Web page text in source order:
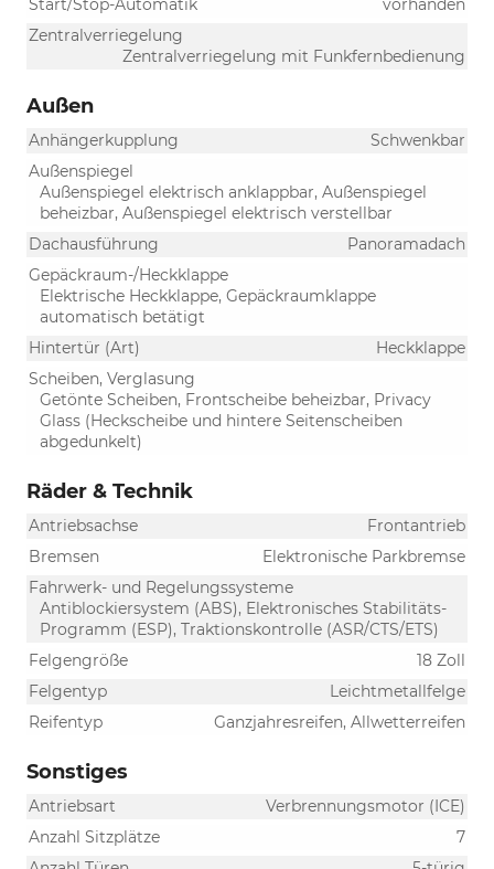
Zentralverriegelung
Zentralverriegelung mit Funkfernbedienung
Außen
Anhängerkupplung
Schwenkbar
Außenspiegel
Außenspiegel elektrisch anklappbar, Außenspiegel
beheizbar, Außenspiegel elektrisch verstellbar
Dachausführung
Panoramadach
Gepäckraum-/Heckklappe
Elektrische Heckklappe, Gepäckraumklappe
automatisch betätigt
Hintertür (Art)
Heckklappe
Scheiben, Verglasung
Getönte Scheiben, Frontscheibe beheizbar, Privacy
Glass (Heckscheibe und hintere Seitenscheiben
abgedunkelt)
Räder & Technik
Antriebsachse
Frontantrieb
Bremsen
Elektronische Parkbremse
Fahrwerk- und Regelungssysteme
Antiblockiersystem (ABS), Elektronisches Stabilitäts-
Programm (ESP), Traktionskontrolle (ASR/CTS/ETS)
Felgengröße
18 Zoll
Felgentyp
Leichtmetallfelge
Reifentyp
Ganzjahresreifen, Allwetterreifen
Sonstiges
Antriebsart
Verbrennungsmotor (ICE)
Anzahl Sitzplätze
7